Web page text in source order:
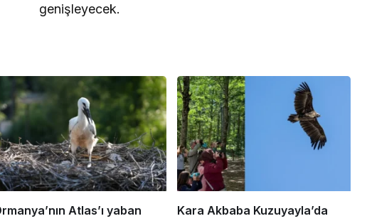
genişleyecek.
Atlas’ı yaban
Kara Akbaba Kuzuyayla’da